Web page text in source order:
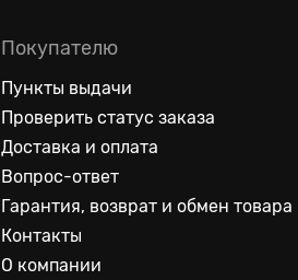
Покупателю
Пункты выдачи
Проверить статус заказа
Доставка и оплата
Вопрос-ответ
Гарантия, возврат и обмен товара
Контакты
О компании